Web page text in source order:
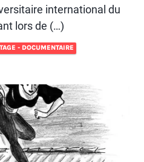
international du
lors de (…)
- DOCUMENTAIRE